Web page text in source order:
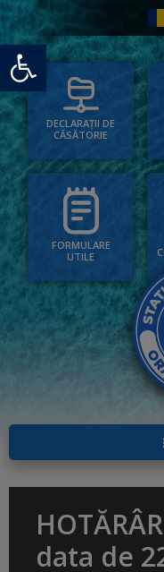
Deschide bara de unelte
DECLARAȚII DE
CĂSĂTORIE
FORMULARE
UTILE
data de